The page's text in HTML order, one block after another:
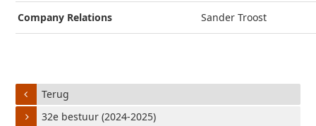
Company Relations
Sander Troost
Terug
32e bestuur (2024-2025)